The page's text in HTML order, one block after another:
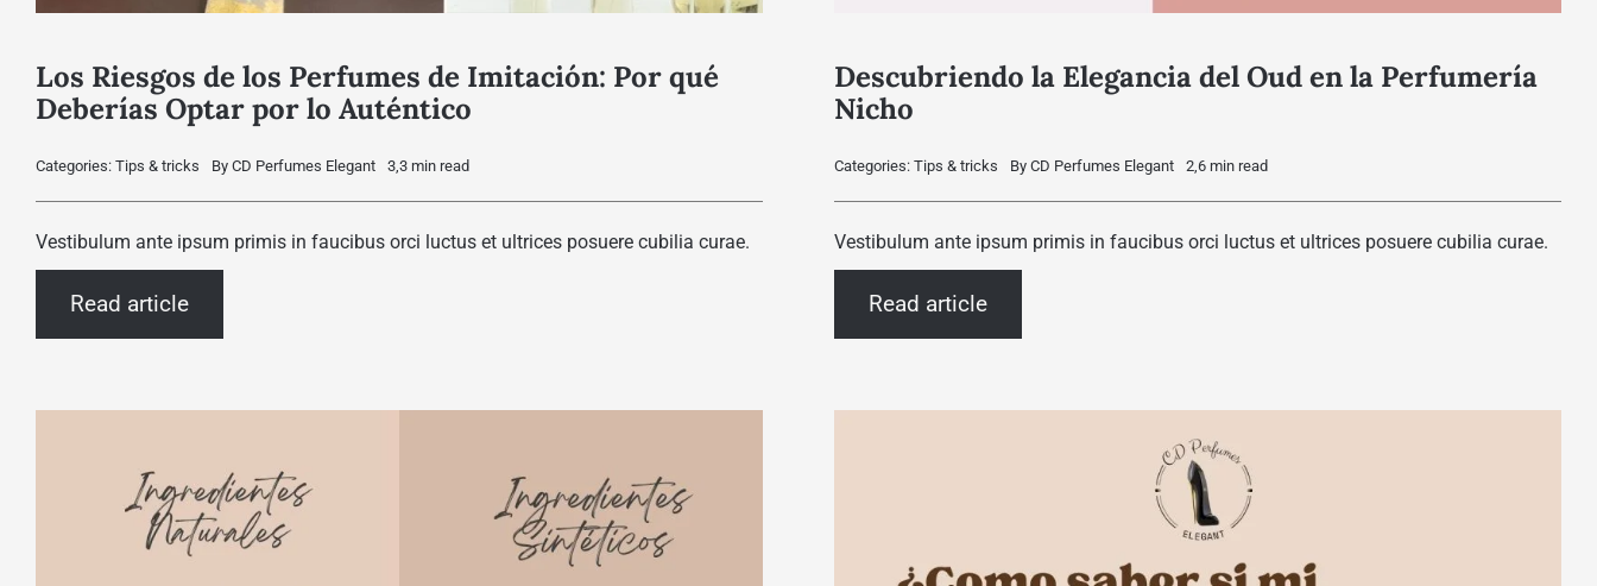
Los Riesgos de los Perfumes de Imitación: Por qué
Deberías Optar por lo Auténtico
Categories: Tips & tricks By CD Perfumes Elegant 3,3 min read
Vestibulum ante ipsum primis in faucibus orci luctus et ultrices posuere cubilia curae.
Read article
Descubriendo la Elegancia del Oud en la Perfumería
Nicho
Categories: Tips & tricks By CD Perfumes Elegant 2,6 min read
Vestibulum ante ipsum primis in faucibus orci luctus et ultrices posuere cubilia curae.
Read article